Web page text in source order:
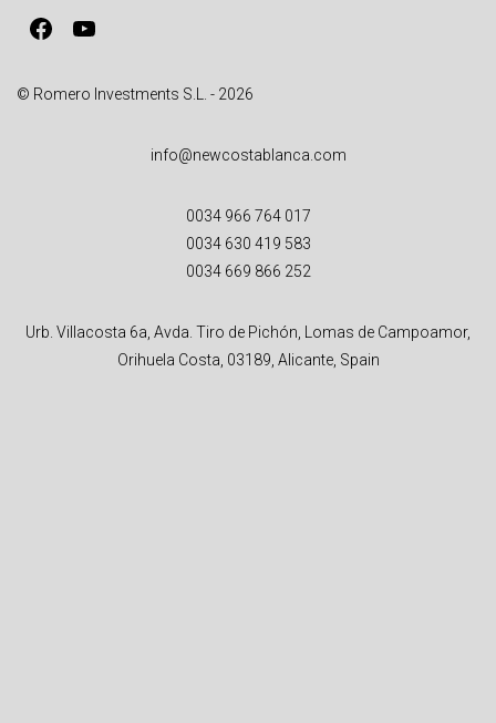
Facebook
YouTube
© Romero Investments S.L. - 2026
info@newcostablanca.com
0034 966 764 017
0034 630 419 583
0034 669 866 252
Urb. Villacosta 6a, Avda. Tiro de Pichón, Lomas de Campoamor,
Orihuela Costa, 03189, Alicante, Spain